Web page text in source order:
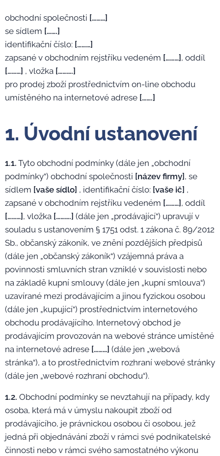
obchodní společnosti [………]
se sídlem […….]
identifikační číslo: [………]
zapsané v obchodním rejstříku vedeném [………] , oddíl
[………] , vložka [……….]
pro prodej zboží prostřednictvím on-line obchodu
umístěného na internetové adrese […….]
1. Úvodní ustanovení
1.1. Tyto obchodní podmínky (dále jen „obchodní
podmínky“) obchodní společnosti [název firmy] , se
sídlem [vaše sídlo] , identifikační číslo: [vaše ič] ,
zapsané v obchodním rejstříku vedeném [………] , oddíl
[………] , vložka [……….] (dále jen „prodávající“) upravují v
souladu s ustanovením § 1751 odst. 1 zákona č. 89/2012
Sb., občanský zákoník, ve znění pozdějších předpisů
(dále jen „občanský zákoník“) vzájemná práva a
povinnosti smluvních stran vzniklé v souvislosti nebo
na základě kupní smlouvy (dále jen „kupní smlouva“)
uzavírané mezi prodávajícím a jinou fyzickou osobou
(dále jen „kupující“) prostřednictvím internetového
obchodu prodávajícího. Internetový obchod je
prodávajícím provozován na webové stránce umístěné
na internetové adrese [………] (dále jen „webová
stránka“), a to prostřednictvím rozhraní webové stránky
(dále jen „webové rozhraní obchodu“).
1.2. Obchodní podmínky se nevztahují na případy, kdy
osoba, která má v úmyslu nakoupit zboží od
prodávajícího, je právnickou osobou či osobou, jež
jedná při objednávání zboží v rámci své podnikatelské
činnosti nebo v rámci svého samostatného výkonu